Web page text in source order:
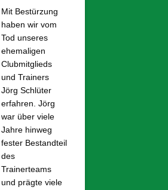
Mit Bestürzung
haben wir vom
Tod unseres
ehemaligen
Clubmitglieds
und Trainers
Jörg Schlüter
erfahren. Jörg
war über viele
Jahre hinweg
fester Bestandteil
des
Trainerteams
und prägte viele